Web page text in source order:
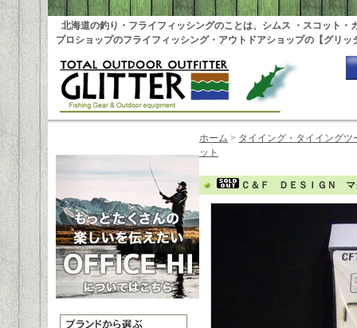
北海道の釣り・フライフィッシングのことは、シムス ・スコット・
プロショップのフライフィッシング・アウトドアショップの【グリッ
ホーム > タイイング・タイイングツ
ット
Ｃ＆Ｆ ＤＥＳＩＧＮ マ